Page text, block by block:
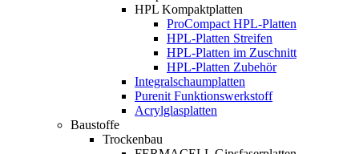
HPL Kompaktplatten
ProCompact HPL-Platten
HPL-Platten Streifen
HPL-Platten im Zuschnitt
HPL-Platten Zubehör
Integralschaumplatten
Purenit Funktionswerkstoff
Acrylglasplatten
Baustoffe
Trockenbau